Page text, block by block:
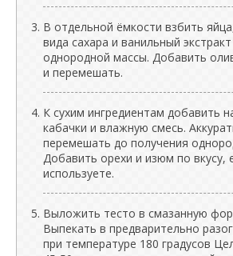
В отдельной ёмкости взбить
вида сахара и ванильный
однородной массы. Добавить
и перемешать.
К сухим ингредиентам добавить
кабачки и влажную смесь.
перемешать до получения
Добавить орехи и изюм по вкусу,
используете.
Выложить тесто в смазанную
Выпекать в предварительно
при температуре 180 градусов